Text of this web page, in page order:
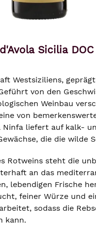
Sicilia
Westsiziliens,
von den
Weinbau
von
Ninfa liefert auf kalk-
die die wilde
Rotweins steht die
an das
lebendigen Frische
feiner Würze und
sodass die
kann.